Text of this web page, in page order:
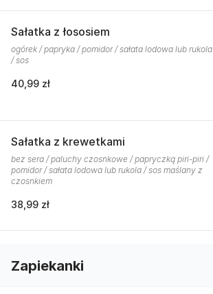
Sałatka z łososiem
ogórek / papryka / pomidor / sałata lodowa lub rukola
/ sos
40,99 zł
Sałatka z krewetkami
bez sera / paluchy czosnkowe / papryczką piri-piri /
pomidor / sałata lodowa lub rukola / sos maślany z
czosnkiem
38,99 zł
Zapiekanki